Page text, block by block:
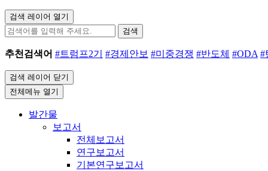
검색 레이어 열기
검색
추천검색어 #트럼프2기 #경제안보 #미중경쟁 #반도체 #ODA #
검색 레이어 닫기
전체메뉴 열기
발간물
보고서
전체보고서
연구보고서
기본연구보고서